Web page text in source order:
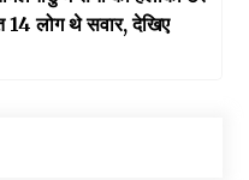
14 लोग थे सवार, देखिए